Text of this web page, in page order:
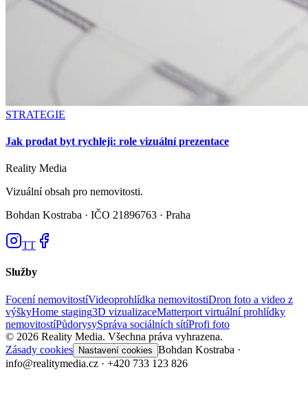
STRATEGIE
Jak prodat byt rychleji: role vizuální prezentace
Reality Media
Vizuální obsah pro nemovitosti.
Bohdan Kostraba · IČO 21896763 · Praha
TT
Služby
Focení nemovitostíVideoprohlídka nemovitostiDron foto a video z
výškyHome staging3D vizualizaceMatterport virtuální prohlídky
nemovitostíPůdorysySpráva sociálních sítíProfi foto
© 2026 Reality Media. Všechna práva vyhrazena.
Zásady cookies Nastavení cookies Bohdan Kostraba ·
info@realitymedia.cz · +420 733 123 826